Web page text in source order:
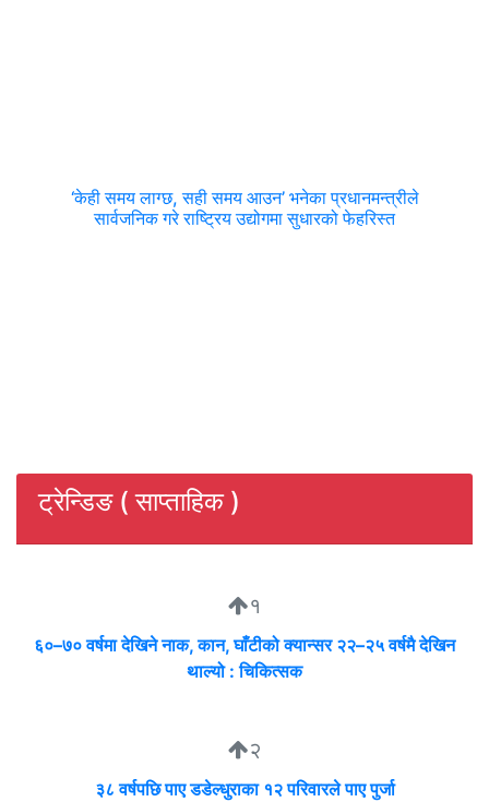
‘केही समय लाग्छ, सही समय आउन’ भनेका प्रधानमन्त्रीले
सार्वजनिक गरे राष्ट्रिय उद्योगमा सुधारको फेहरिस्त
ट्रेन्डिङ ( साप्ताहिक )
१
६०–७० वर्षमा देखिने नाक, कान, घाँटीको क्यान्सर २२–२५ वर्षमै देखिन
थाल्यो : चिकित्सक
२
३८ वर्षपछि पाए डडेल्धुराका १२ परिवारले पाए पुर्जा